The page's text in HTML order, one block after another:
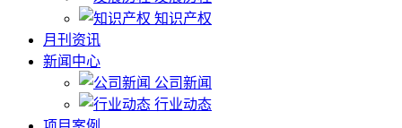
知识产权
月刊资讯
新闻中心
公司新闻
行业动态